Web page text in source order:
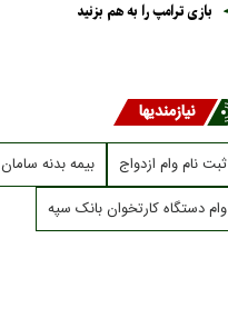
بازی ترامپ را به هم بزنید
نیازمندیها
ثبت نام وام ازدواج
بیمه بدنه سامان
وام دستگاه کارتخوان بانک سپه